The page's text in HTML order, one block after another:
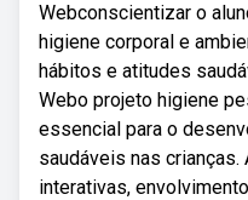
Webconscientizar o
higiene corporal e
hábitos e atitudes
Webo projeto higiene
essencial para o
saudáveis nas
interativas,